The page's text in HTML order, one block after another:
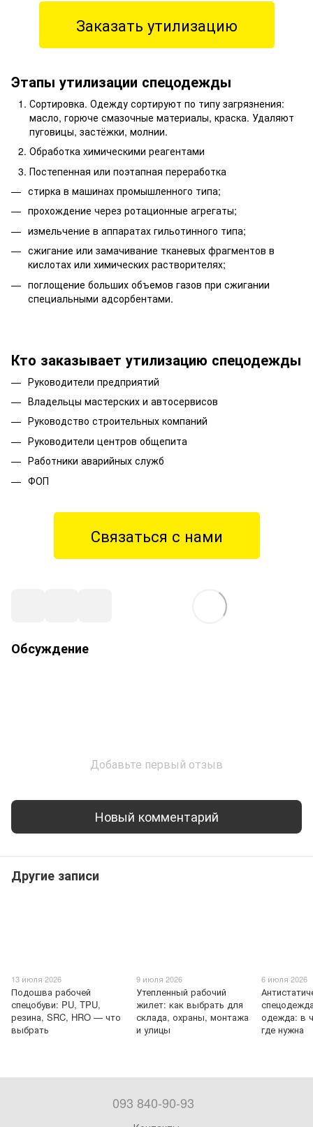
Заказать утилизацию
Этапы утилизации спецодежды
Сортировка. Одежду сортируют по типу загрязнения:
масло, горюче смазочные материалы, краска. Удаляют
пуговицы, застёжки, молнии.
Обработка химическими реагентами
Постепенная или поэтапная переработка
стирка в машинах промышленного типа;
прохождение через ротационные агрегаты;
измельчение в аппаратах гильотинного типа;
сжигание или замачивание тканевых фрагментов в
кислотах или химических растворителях;
поглощение больших объемов газов при сжигании
специальными адсорбентами.
Кто заказывает утилизацию спецодежды
Руководители предприятий
Владельцы мастерских и автосервисов
Руководство строительных компаний
Руководители центров общепита
Работники аварийных служб
ФОП
Связаться с нами
Обсуждение
Добавьте первый отзыв
Новый комментарий
Другие записи
13 июля 2026
Подошва рабочей
спецобуви: PU, TPU,
резина, SRC, HRO — что
выбрать
9 июля 2026
Утепленный рабочий
жилет: как выбрать для
склада, охраны, монтажа
и улицы
6 июля 2026
одежда: в
где нужна
093 840-90-93